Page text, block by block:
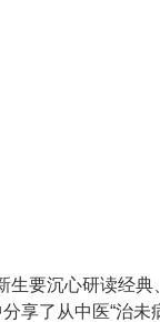
生要沉心研读经典
享了从中医“治未